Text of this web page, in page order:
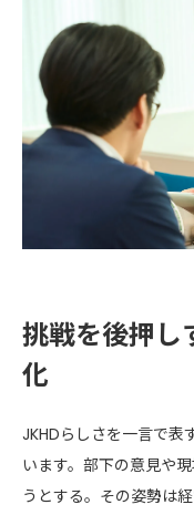
挑戦を後押し
化
JKHDらしさを一言で表
います。部下の意見や
うとする。その姿勢は